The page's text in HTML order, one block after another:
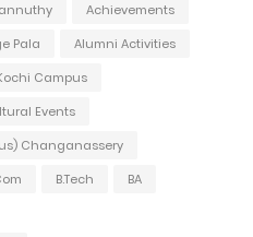
Achievements
Pala
Alumni Activities
Campus
Events
Changanassery
B.Tech
BA